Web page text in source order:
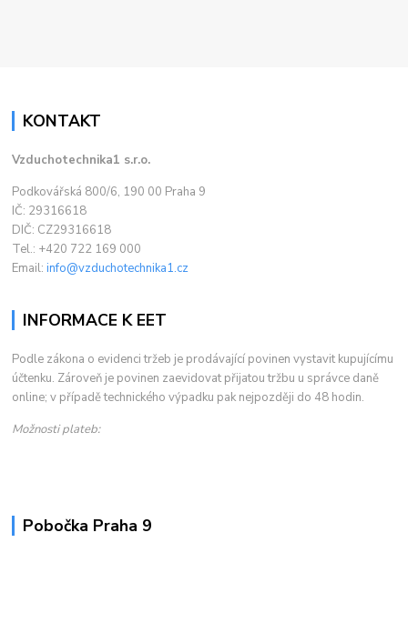
KONTAKT
Vzduchotechnika1 s.r.o.
Podkovářská 800/6, 190 00 Praha 9
IČ: 29316618
DIČ: CZ29316618
Tel.: +420 722 169 000
Email:info@vzduchotechnika1.cz
INFORMACE K EET
Podle zákona o evidenci tržeb je prodávající povinen vystavit kupujícímu
účtenku. Zároveň je povinen zaevidovat přijatou tržbu u správce daně
online; v případě technického výpadku pak nejpozději do 48 hodin.
Možnosti plateb:
Pobočka Praha 9